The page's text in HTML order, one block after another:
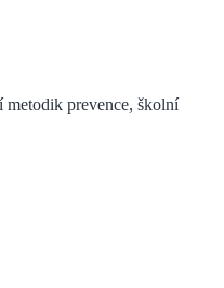
metodik prevence, školní